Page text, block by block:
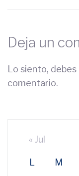
Deja un
Lo siento,
comentario.
L M
« Jul